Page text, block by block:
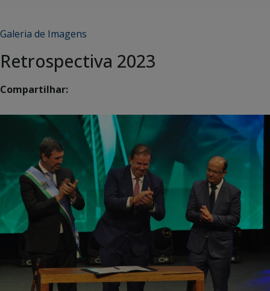
Galeria de Imagens
Retrospectiva 2023
Compartilhar: